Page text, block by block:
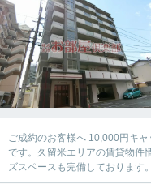
ご成約のお客様へ 10,000円キ
です。久留米エリアの賃貸物件
ズスペースも完備しております